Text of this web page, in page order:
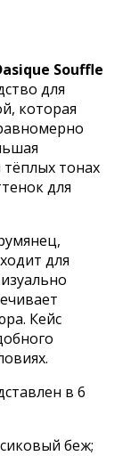
Souffle
для
которая
тонах
для
для
Кейс
в 6
беж;